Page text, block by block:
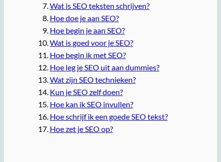
Wat is SEO teksten schrijven?
Hoe doe je aan SEO?
Hoe begin je aan SEO?
Wat is goed voor je SEO?
Hoe begin ik met SEO?
Hoe leg je SEO uit aan dummies?
Wat zijn SEO technieken?
Kun je SEO zelf doen?
Hoe kan ik SEO invullen?
Hoe schrijf ik een goede SEO tekst?
Hoe zet je SEO op?